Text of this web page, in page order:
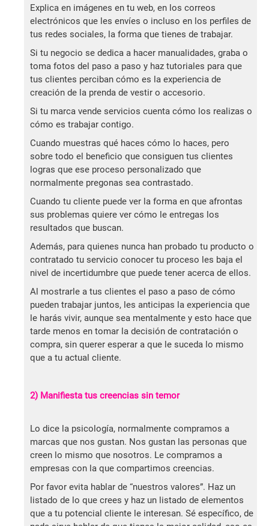
Explica en imágenes en tu web, en los correos
electrónicos que les envíes o incluso en los perfiles de
tus redes sociales, la forma que tienes de trabajar.
Si tu negocio se dedica a hacer manualidades, graba o
toma fotos del paso a paso y haz tutoriales para que
tus clientes perciban cómo es la experiencia de
creación de la prenda de vestir o accesorio.
Si tu marca vende servicios cuenta cómo los realizas o
cómo es trabajar contigo.
Cuando muestras qué haces cómo lo haces, pero
sobre todo el beneficio que consiguen tus clientes
logras que ese proceso personalizado que
normalmente pregonas sea contrastado.
Cuando tu cliente puede ver la forma en que afrontas
sus problemas quiere ver cómo le entregas los
resultados que buscan.
Además, para quienes nunca han probado tu producto o
contratado tu servicio conocer tu proceso les baja el
nivel de incertidumbre que puede tener acerca de ellos.
Al mostrarle a tus clientes el paso a paso de cómo
pueden trabajar juntos, les anticipas la experiencia que
le harás vivir, aunque sea mentalmente y esto hace que
tarde menos en tomar la decisión de contratación o
compra, sin querer esperar a que le suceda lo mismo
que a tu actual cliente.
2) Manifiesta tus creencias sin temor
Lo dice la psicología, normalmente compramos a
marcas que nos gustan. Nos gustan las personas que
creen lo mismo que nosotros. Le compramos a
empresas con la que compartimos creencias.
Por favor evita hablar de “nuestros valores”. Haz un
listado de lo que crees y haz un listado de elementos
que a tu potencial cliente le interesan. Sé específico, de